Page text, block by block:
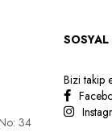
34
Bizi takip